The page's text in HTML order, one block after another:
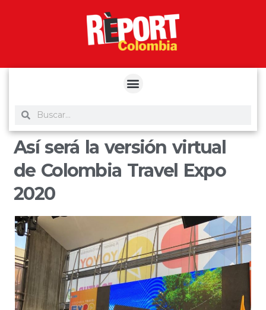
Así será la versión virtual
de Colombia Travel Expo
2020